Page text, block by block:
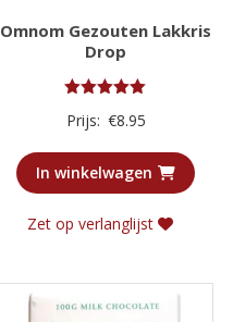
Omnom Gezouten Lakkris
Drop
5.00
Prijs: €8.95
In winkelwagen
Zet op verlanglijst